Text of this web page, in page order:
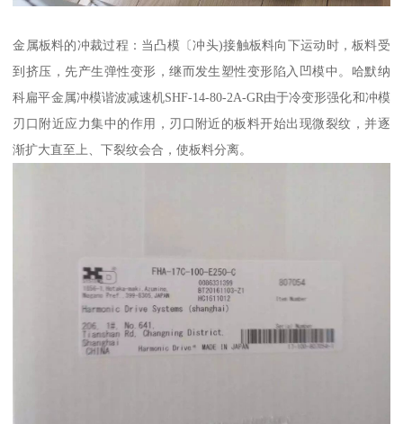
金属板料的冲裁过程：当凸模〔冲头)接触板料向下运动时，板料受
到挤压，先产生弹性变形，继而发生塑性变形陷入凹模中。哈默纳
科扁平金属冲模谐波减速机SHF-14-80-2A-GR由于冷变形强化和冲模
刃口附近应力集中的作用，刃口附近的板料开始出现微裂纹，并逐
渐扩大直至上、下裂纹会合，使板料分离。